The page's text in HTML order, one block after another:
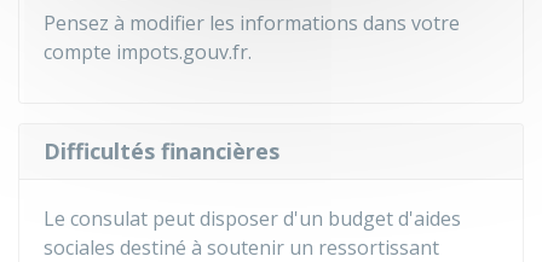
Pensez à modifier les informations dans votre
compte impots.gouv.fr.
Difficultés financières
Le consulat peut disposer d'un budget d'aides
sociales destiné à soutenir un ressortissant